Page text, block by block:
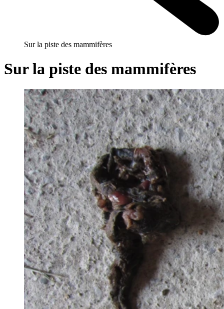
Sur la piste des mammifères
Sur la piste des mammifères